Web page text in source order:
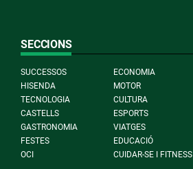
SECCIONS
SUCCESSOS
ECONOMIA
HISENDA
MOTOR
TECNOLOGIA
CULTURA
CASTELLS
ESPORTS
GASTRONOMIA
VIATGES
FESTES
EDUCACIÓ
OCI
CUIDAR-SE I FITNESS